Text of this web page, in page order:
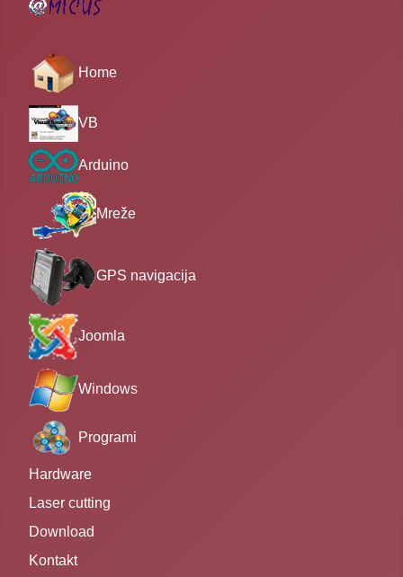
Home
VB
Arduino
Mreže
GPS navigacija
Joomla
Windows
Programi
Hardware
Laser cutting
Download
Kontakt